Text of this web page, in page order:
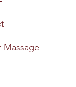
Massage